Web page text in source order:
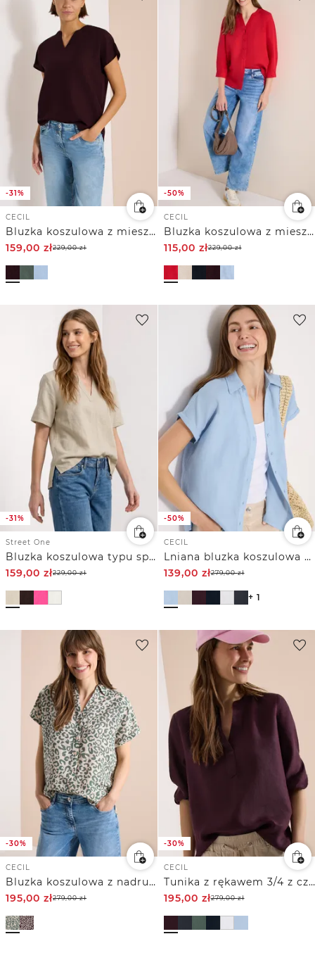
-31%
CECIL
Bluzka koszulowa z mieszanki lnu
159,00 zł229,00zł
-50%
CECIL
Bluzka koszulowa z mieszanką lnu z rękawem 3/4
115,00 zł229,00zł
-31%
Street One
Bluzka koszulowa typu split neck z mieszanki lnu
159,00 zł229,00zł
-50%
CECIL
Lniana bluzka koszulowa z obniżoną linią ramion
139,00 zł279,00zł
+ 1
-30%
CECIL
Bluzka koszulowa z nadrukiem leo z mieszanki lnu
195,00 zł279,00zł
-30%
CECIL
Tunika z rękawem 3/4 z czystego Inu
195,00 zł279,00zł